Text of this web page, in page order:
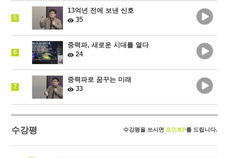
5
13억년 전에 보낸 신호
35
6
중력파, 새로운 시대를 열다
24
7
중력파로 꿈꾸는 미래
33
수강평 수강평을 쓰시면 포인트P를 드립니다.